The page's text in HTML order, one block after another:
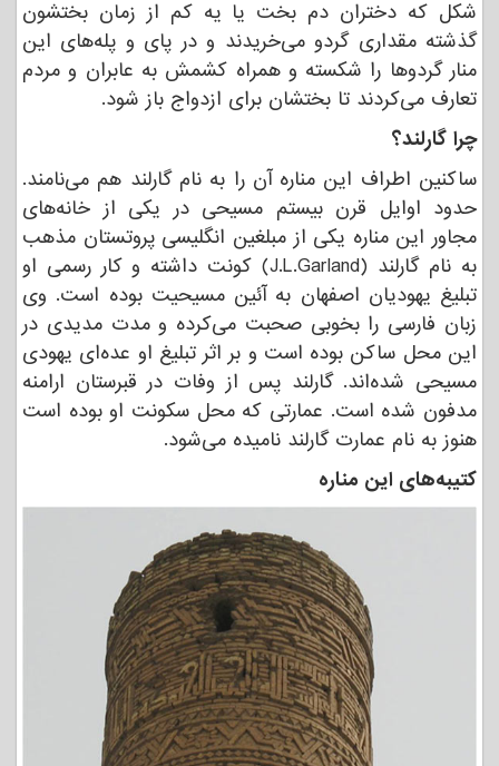
شکل که دختران دم بخت یا یه کم از زمان بختشون
گذشته مقداری گردو می‌خریدند و در پای و پله‌های این
منار گردوها را شکسته و همراه کشمش به عابران و مردم
تعارف می‌کردند تا بختشان برای ازدواج باز شود.
چرا گارلند؟
ساکنین اطراف این مناره آن را به نام گارلند هم می‌نامند.
حدود اوایل قرن بیستم مسیحی در یکی از خانه‌های
مجاور این مناره یکی از مبلغین انگلیسی پروتستان مذهب
به نام گارلند (J.L.Garland)کونت داشته و کار رسمی او
تبلیغ یهودیان اصفهان به آئین مسیحیت بوده است. وی
زبان فارسی را بخوبی صحبت می‌کرده و مدت مدیدی در
این محل ساکن بوده است و بر اثر تبلیغ او عده‌ای یهودی
مسیحی شده‌اند. گارلند پس از وفات در قبرستان ارامنه
مدفون شده است. عمارتی که محل سکونت او بوده است
هنوز به نام عمارت گارلند نامیده می‌شود.
کتیبه‌های این مناره